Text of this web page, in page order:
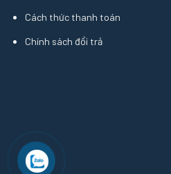
Cách thức thanh toán
Chính sách đổi trả